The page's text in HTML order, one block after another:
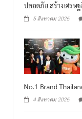
ปลอดภัย สร้างเศรษ
5 สิงหาคม 2026
No.1 Brand
4 สิงหาคม 2026